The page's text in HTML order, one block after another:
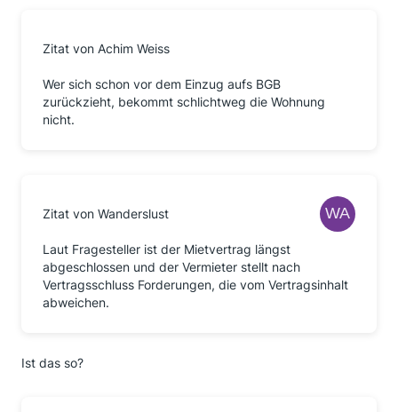
Zitat von Achim Weiss
Wer sich schon vor dem Einzug aufs BGB
zurückzieht, bekommt schlichtweg die Wohnung
nicht.
Zitat von Wanderslust
Laut Fragesteller ist der Mietvertrag längst
abgeschlossen und der Vermieter stellt nach
Vertragsschluss Forderungen, die vom Vertragsinhalt
abweichen.
Ist das so?